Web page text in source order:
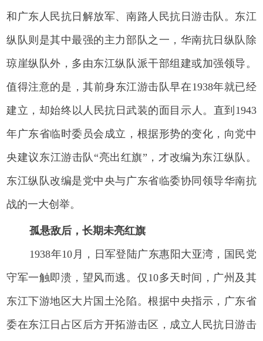
和广东人民抗日解放军、南路人民抗日游击队。东江
纵队则是其中最强的主力部队之一，华南抗日纵队除
琼崖纵队外，多由东江纵队派干部组建或加强领导。
值得注意的是，其前身东江游击队早在1938年就已经
建立，却始终以人民抗日武装的面目示人。直到1943
年广东省临时委员会成立，根据形势的变化，向党中
央建议东江游击队“亮出红旗”，才改编为东江纵队。
东江纵队改编是党中央与广东省临委协同领导华南抗
战的一大创举。
孤悬敌后，长期未亮红旗
1938年10月，日军登陆广东惠阳大亚湾，国民党
守军一触即溃，望风而逃。仅10多天时间，广州及其
东江下游地区大片国土沦陷。根据中央指示，广东省
委在东江日占区后方开拓游击区，成立人民抗日游击